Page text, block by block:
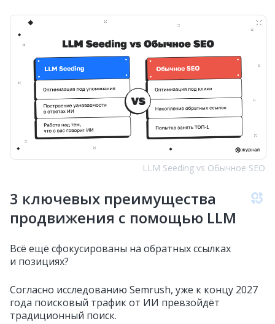
LLM Seeding vs Обычное SEO
3 ключевых преимущества
продвижения с помощью LLM
Всё ещё сфокусированы на обратных ссылках
и позициях?
Согласно исследованию Semrush, уже к концу 2027
года поисковый трафик от ИИ превзойдёт
традиционный поиск.